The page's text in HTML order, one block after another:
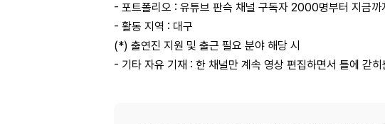
- 포트폴리오 : 유튜브 판슥 채널 구독자 2000명부터 지금까
- 활동 지역 : 대구
(*) 출연진 지원 및 출근 필요 분야 해당 시
- 기타 자유 기재 : 한 채널만 계속 영상 편집하면서 틀에 갇